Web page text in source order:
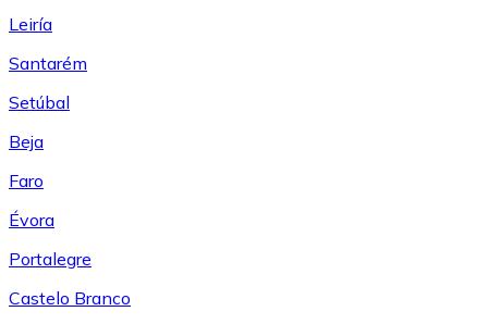
Leiría
Santarém
Setúbal
Beja
Faro
Évora
Portalegre
Castelo Branco